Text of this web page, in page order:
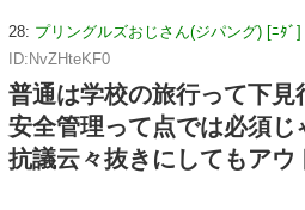
28: プリングルズおじさん(ジパング) [ﾆﾀﾞ]
ID:NvZHteKF0
普通は学校の旅行って下見
安全管理って点では必須じ
抗議云々抜きにしてもアウ